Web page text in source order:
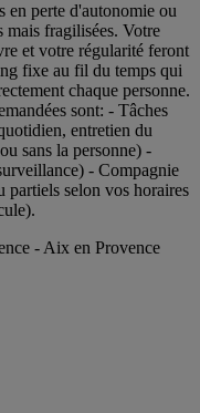
en perte d'autonomie ou
mais fragilisées. Votre
et votre régularité feront
fixe au fil du temps qui
chaque personne.
sont: - Tâches
entretien du
sans la personne) -
- Compagnie
partiels selon vos horaires
- Aix en Provence